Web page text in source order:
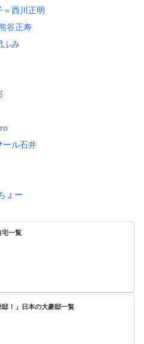
＝西川正明
谷正寿
ふみ
ール石井
ょー
宅一覧
邸！」日本の大豪邸一覧